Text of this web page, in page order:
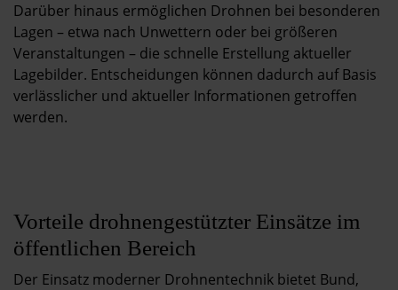
Darüber hinaus ermöglichen Drohnen bei besonderen
Lagen – etwa nach Unwettern oder bei größeren
Veranstaltungen – die schnelle Erstellung aktueller
Lagebilder. Entscheidungen können dadurch auf Basis
verlässlicher und aktueller Informationen getroffen
werden.
Vorteile drohnengestützter Einsätze im
öffentlichen Bereich
Der Einsatz moderner Drohnentechnik bietet Bund,